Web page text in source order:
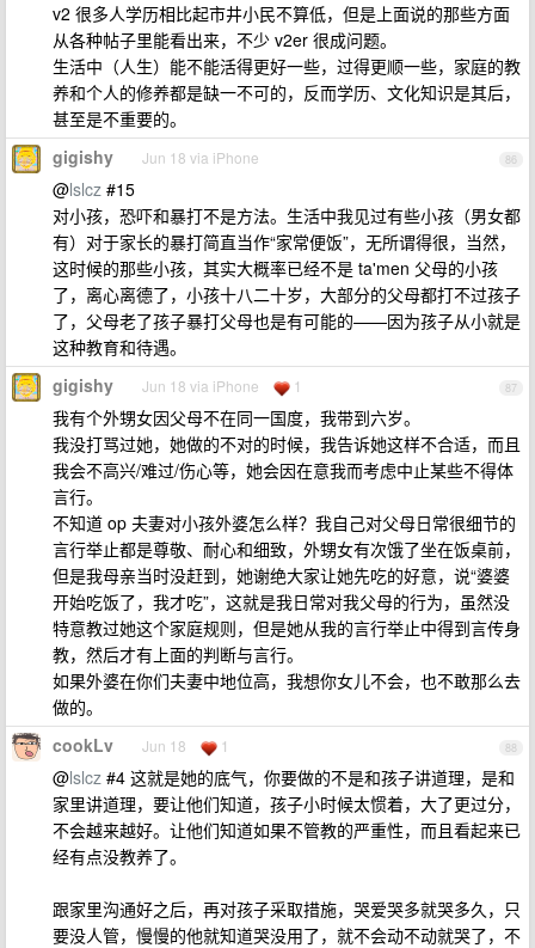
v2 很多人学历相比起市井小民不算低，但是上面说的那些方面
从各种帖子里能看出来，不少 v2er 很成问题。
生活中（人生）能不能活得更好一些，过得更顺一些，家庭的教
养和个人的修养都是缺一不可的，反而学历、文化知识是其后，
甚至是不重要的。
86
gigishy Jun 18 via iPhone
@lslcz #15
对小孩，恐吓和暴打不是方法。生活中我见过有些小孩（男女都
有）对于家长的暴打简直当作“家常便饭”，无所谓得很，当然，
这时候的那些小孩，其实大概率已经不是 ta'men 父母的小孩
了，离心离德了，小孩十八二十岁，大部分的父母都打不过孩子
了，父母老了孩子暴打父母也是有可能的——因为孩子从小就是
这种教育和待遇。
87
gigishy Jun 18 via iPhone 1
我有个外甥女因父母不在同一国度，我带到六岁。
我没打骂过她，她做的不对的时候，我告诉她这样不合适，而且
我会不高兴/难过/伤心等，她会因在意我而考虑中止某些不得体
言行。
不知道 op 夫妻对小孩外婆怎么样？我自己对父母日常很细节的
言行举止都是尊敬、耐心和细致，外甥女有次饿了坐在饭桌前，
但是我母亲当时没赶到，她谢绝大家让她先吃的好意，说“婆婆
开始吃饭了，我才吃”，这就是我日常对我父母的行为，虽然没
特意教过她这个家庭规则，但是她从我的言行举止中得到言传身
教，然后才有上面的判断与言行。
如果外婆在你们夫妻中地位高，我想你女儿不会，也不敢那么去
做的。
88
cookLv Jun 18 1
@lslcz #4 这就是她的底气，你要做的不是和孩子讲道理，是和
家里讲道理，要让他们知道，孩子小时候太惯着，大了更过分，
不会越来越好。让他们知道如果不管教的严重性，而且看起来已
经有点没教养了。
跟家里沟通好之后，再对孩子采取措施，哭爱哭多就哭多久，只
要没人管，慢慢的他就知道哭没用了，就不会动不动就哭了，不